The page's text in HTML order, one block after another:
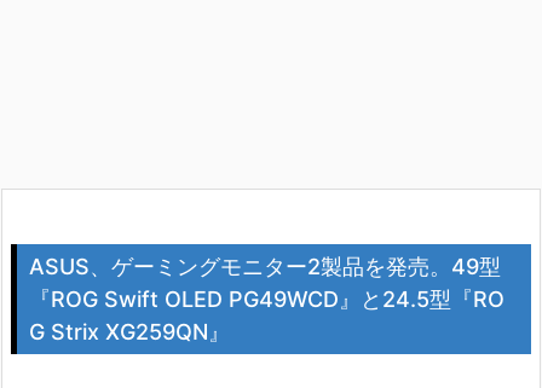
ASUS、ゲーミングモニター2製品を発売。49型
『ROG Swift OLED PG49WCD』と24.5型『RO
G Strix XG259QN』